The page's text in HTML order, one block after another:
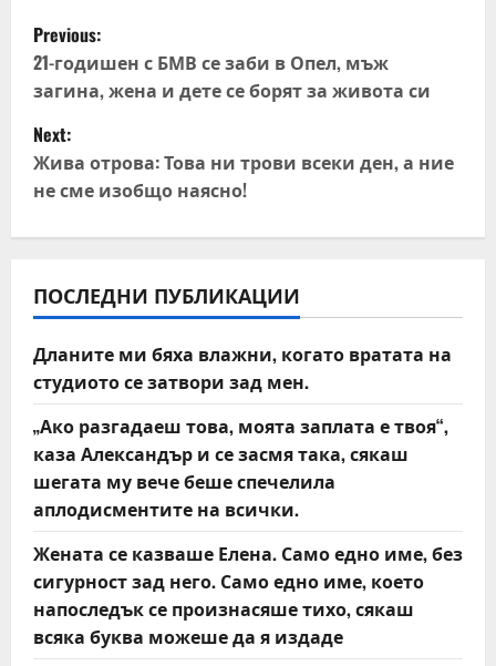
P
o
s
t
n
v
i
g
a
t
i
o
n
Previous:
21-годишен с БМВ се заби в Опел, мъж
загина, жена и дете се борят за живота си
Next:
Жива отрова: Това ни трови всеки ден, а ние
не сме изобщо наясно!
ПОСЛЕДНИ ПУБЛИКАЦИИ
Дланите ми бяха влажни, когато вратата на
студиото се затвори зад мен.
„Ако разгадаеш това, моята заплата е твоя“,
каза Александър и се засмя така, сякаш
шегата му вече беше спечелила
аплодисментите на всички.
Жената се казваше Елена. Само едно име, без
сигурност зад него. Само едно име, което
напоследък се произнасяше тихо, сякаш
всяка буква можеше да я издаде